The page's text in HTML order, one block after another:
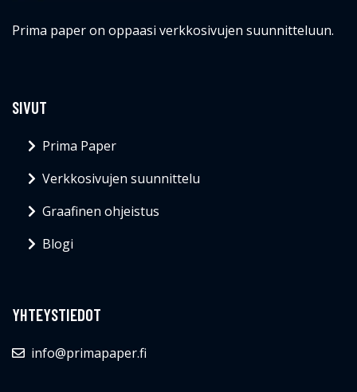
Prima paper on oppaasi verkkosivujen suunnitteluun.
SIVUT
Prima Paper
Verkkosivujen suunnittelu
Graafinen ohjeistus
Blogi
YHTEYSTIEDOT
info@primapaper.fi